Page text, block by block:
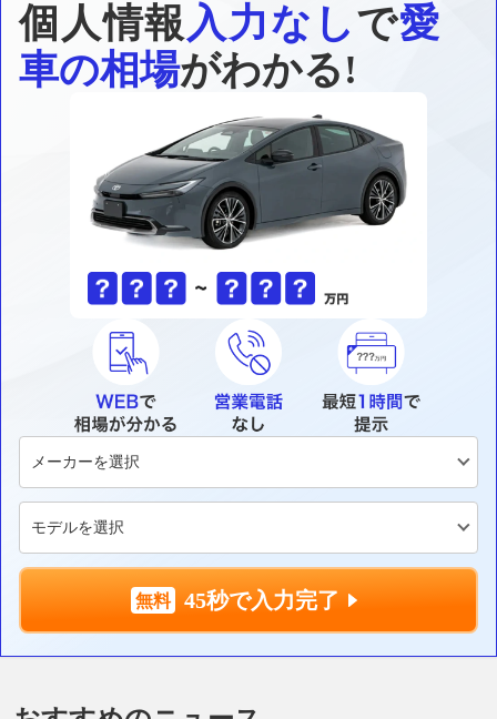
個人情報入力なしで愛
車の相場がわかる!
45秒で入力完了